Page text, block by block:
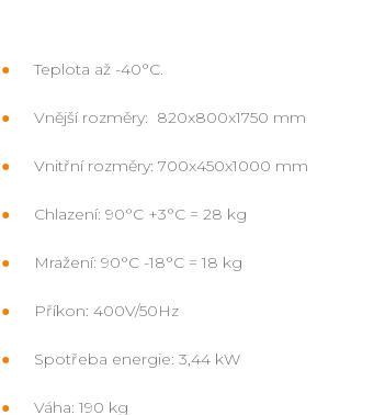
Teplota až -40°C.
Vnější rozměry: 820x800x1750 mm
Vnitřní rozměry: 700x450x1000 mm
Chlazení: 90°C +3°C = 28 kg
Mražení: 90°C -18°C = 18 kg
Příkon: 400V/50Hz
Spotřeba energie: 3,44 kW
Váha: 190 kg